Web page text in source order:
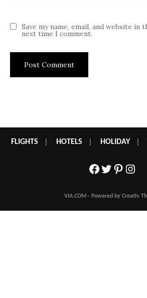
Save my name, email, and website
next time I comment.
FLIGHTS HOTELS HOLIDAY|
Facebook
Twitter
VIA.COM - Powered by Creativ